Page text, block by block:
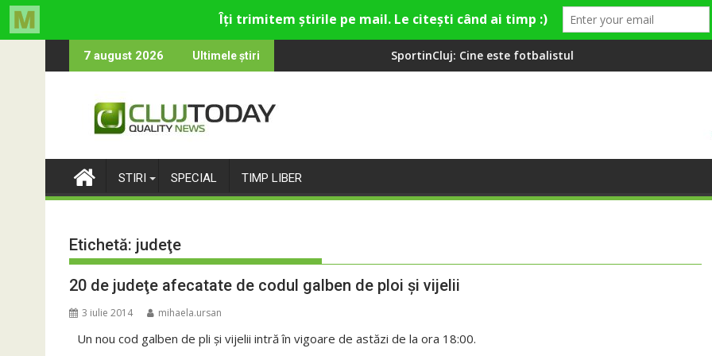
to
7 august 2026 Ultimele știri
cultural și de divertisment din Cluj-Napoca
luna devine o întrebare SportinCluj: Cine este fotbalistul cu două diplome care a învățat româna la
Compania de
STIRI SPECIAL TIMP LIBER
Etichetă: judeţe
20 de judeţe afecatate de codul galben de ploi şi vijelii
3 iulie 2014 mihaela.ursan
Un nou cod galben de pli şi vijelii intră în vigoare de astăzi de la ora 18:00.